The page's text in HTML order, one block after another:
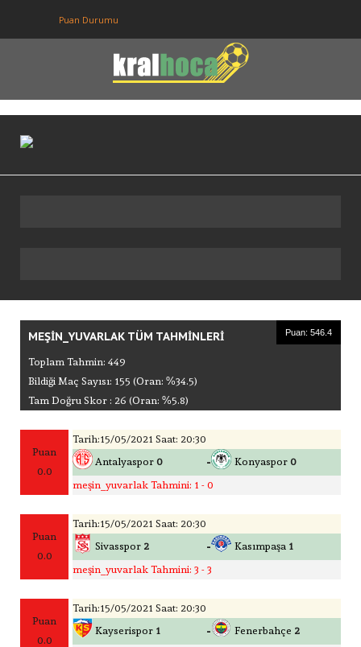
AnasayfaPuan Durumu
MEŞIN_YUVARLAK TÜM TAHMINLERI Puan: 546.4
Toplam Tahmin: 449
Bildiği Maç Sayısı: 155 (Oran: %34.5)
Tam Doğru Skor : 26 (Oran: %5.8)
Puan
0.0
Tarih:15/05/2021 Saat: 20:30
Antalyaspor 0 - Konyaspor 0
meşin_yuvarlak Tahmini: 1 - 0
Puan
0.0
Tarih:15/05/2021 Saat: 20:30
Sivasspor 2 - Kasımpaşa 1
meşin_yuvarlak Tahmini: 3 - 3
Puan
0.0
Tarih:15/05/2021 Saat: 20:30
Kayserispor 1 - Fenerbahçe 2